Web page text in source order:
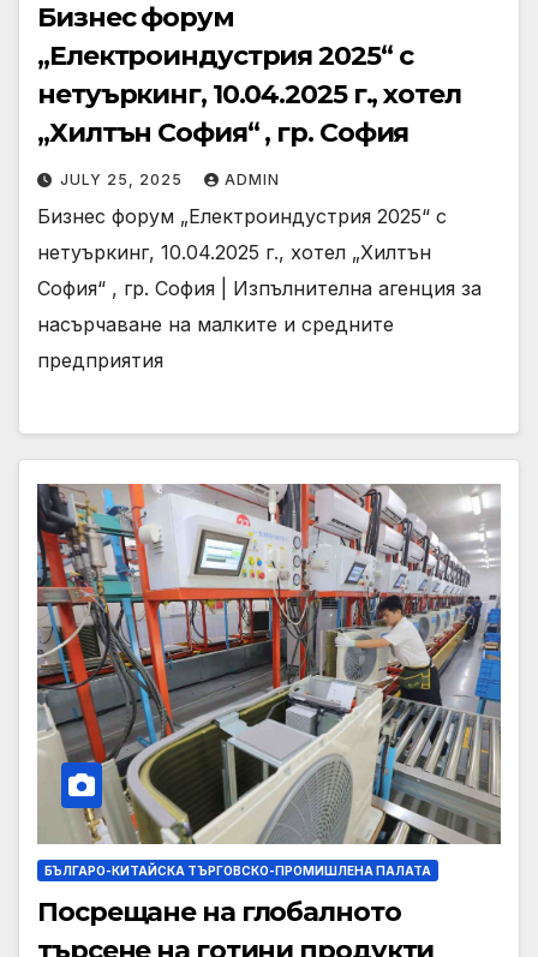
Бизнес форум
„Електроиндустрия 2025“ с
нетуъркинг, 10.04.2025 г., хотел
„Хилтън София“ , гр. София
JULY 25, 2025 ADMIN
Бизнес форум „Електроиндустрия 2025“ с
нетуъркинг, 10.04.2025 г., хотел „Хилтън
София“ , гр. София | Изпълнителна агенция за
насърчаване на малките и средните
предприятия
БЪЛГАРО-КИТАЙСКА ТЪРГОВСКО-ПРОМИШЛЕНА ПАЛАТА
Посрещане на глобалното
търсене на готини продукти